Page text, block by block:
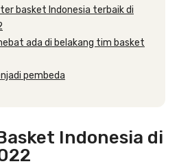
basket Indonesia terbaik di
ada di belakang tim basket
pembeda
Indonesia di